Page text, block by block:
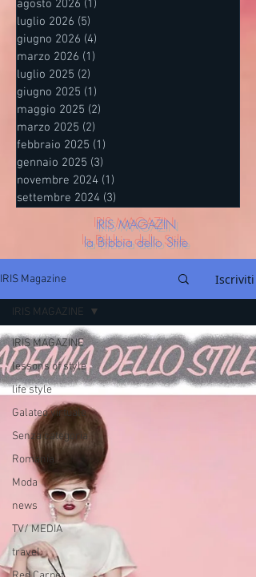
agosto 2026 (1)
luglio 2026 (5)
giugno 2026 (4)
marzo 2026 (1)
luglio 2025 (2)
giugno 2025 (1)
maggio 2025 (2)
marzo 2025 (2)
febbraio 2025 (1)
gennaio 2025 (3)
novembre 2024 (1)
settembre 2024 (3)
IRIS MAGAZIN
la Bibbia dello Stile
IRIS Magazine Iscriviti
IRIS MAGAZINE
lessons of style
life style
Galateo virtuale
Senza categoria
Romania
Moda
news
TV/ MEDIA
travel
IRIS MAGAZINE